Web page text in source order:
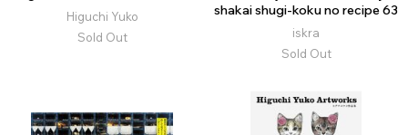
Higuchi Yuko
Sold Out
shakai shugi-koku no recipe 63
iskra
Sold Out